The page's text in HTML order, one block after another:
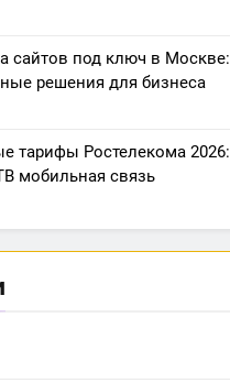
сайтов под ключ в Москве:
решения для бизнеса
тарифы Ростелекома 2026:
мобильная связь